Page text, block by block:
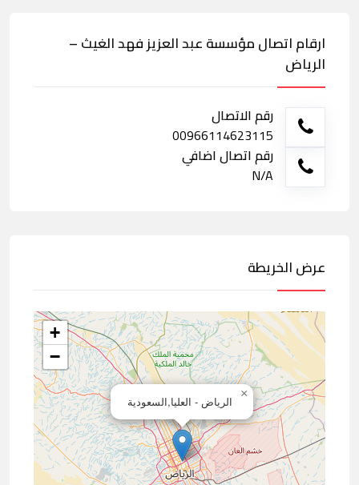
ارقام اتصال مؤسسة عبد العزيز فهد الغيث –
الرياض
رقم الاتصال
00966114623115
رقم اتصال اضافي
N/A
عرض الخريطة
الرياض - العليا,السعودية
×
+
−